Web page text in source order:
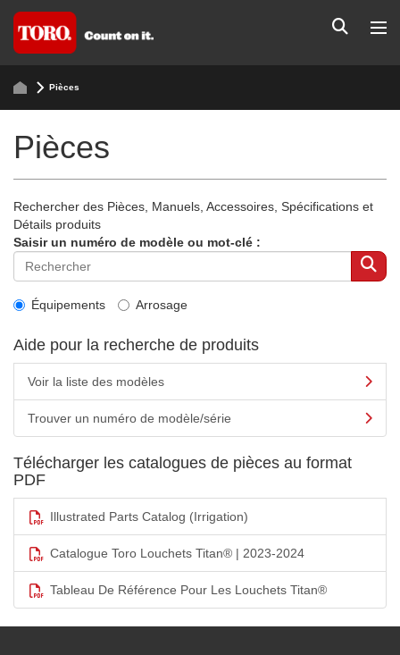
Pièces
Pièces
Rechercher des Pièces, Manuels, Accessoires, Spécifications et
Détails produits
Saisir un numéro de modèle ou mot-clé :
Équipements Arrosage
Aide pour la recherche de produits
Voir la liste des modèles
Trouver un numéro de modèle/série
Télécharger les catalogues de pièces au format
PDF
Illustrated Parts Catalog (Irrigation)
Catalogue Toro Louchets Titan® | 2023-2024
Tableau De Référence Pour Les Louchets Titan®